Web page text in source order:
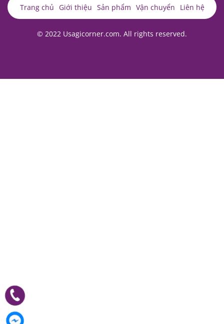
Trang chủ Giới thiệu Sản phẩm Vận chuyển Liên hệ
© 2022 Usagicorner.com. All rights reserved.